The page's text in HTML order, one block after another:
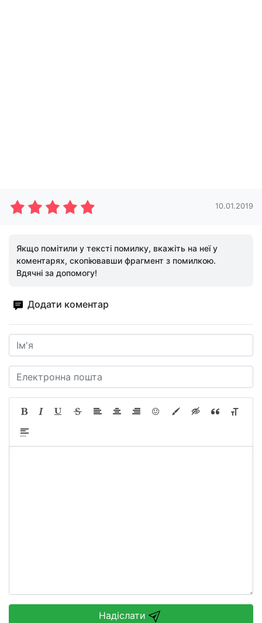
10.01.2019
Якщо помітили у тексті помилку, вкажіть на неї у
коментарях, скопіювавши фрагмент з помилкою.
Вдячні за допомогу!
Додати коментар
Надіслати